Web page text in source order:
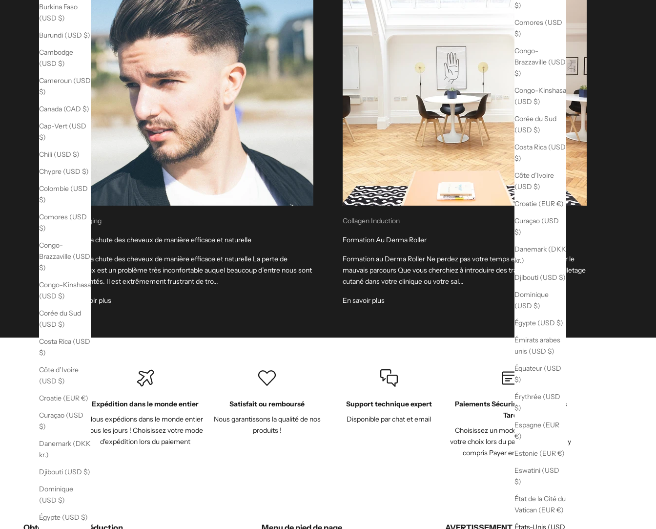
$)
Comores (USD
$)
Congo-
Brazzaville (USD
$)
Congo-Kinshasa
(USD $)
Corée du Sud
(USD $)
Costa Rica (USD
$)
Côte d’Ivoire
(USD $)
Croatie (EUR €)
Curaçao (USD
$)
Danemark (DKK
kr.)
Djibouti (USD $)
Dominique
(USD $)
Égypte (USD $)
Émirats arabes
unis (USD $)
Équateur (USD
$)
Érythrée (USD
$)
Espagne (EUR
€)
Estonie (EUR €)
Eswatini (USD
$)
État de la Cité du
Vatican (EUR €)
États-Unis (USD
Burkina Faso
(USD $)
Burundi (USD $)
Cambodge
(USD $)
Cameroun (USD
$)
Canada (CAD $)
Cap-Vert (USD
$)
Chili (USD $)
Chypre (USD $)
Colombie (USD
$)
Comores (USD
$)
Congo-
Brazzaville (USD
$)
Congo-Kinshasa
(USD $)
Corée du Sud
(USD $)
Costa Rica (USD
$)
Côte d’Ivoire
(USD $)
Croatie (EUR €)
Curaçao (USD
$)
Danemark (DKK
kr.)
Djibouti (USD $)
Dominique
(USD $)
Égypte (USD $)
Anti Aging
Gérer la chute des cheveux de manière efficace et naturelle
Gérer la chute des cheveux de manière efficace et naturelle La perte de
cheveux est un problème très inconfortable auquel beaucoup d’entre nous sont
confrontés. Il est extrêmement frustrant de tro...
En savoir plus
Collagen Induction
Formation Au Derma Roller
Formation au Derma Roller Ne perdez pas votre temps et votre argent sur le
mauvais parcours Que vous cherchiez à introduire des traitements d'aiguilletage
cutané dans votre clinique ou votre sal...
En savoir plus
Expédition dans le monde entier
Nous expédions dans le monde entier
tous les jours ! Choisissez votre mode
d'expédition lors du paiement
Satisfait ou remboursé
Nous garantissons la qualité de nos
produits !
Support technique expert
Disponible par chat et email
Paiements Sécurisés & Payer Plus
Tard
Choisissez un mode de paiement de
votre choix lors du passage à la caisse, y
compris Payer en 4 avec Paypal